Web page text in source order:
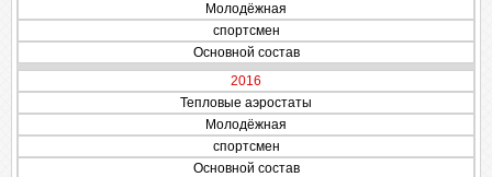
Молодёжная
спортсмен
Основной состав
2016
Тепловые аэростаты
Молодёжная
спортсмен
Основной состав